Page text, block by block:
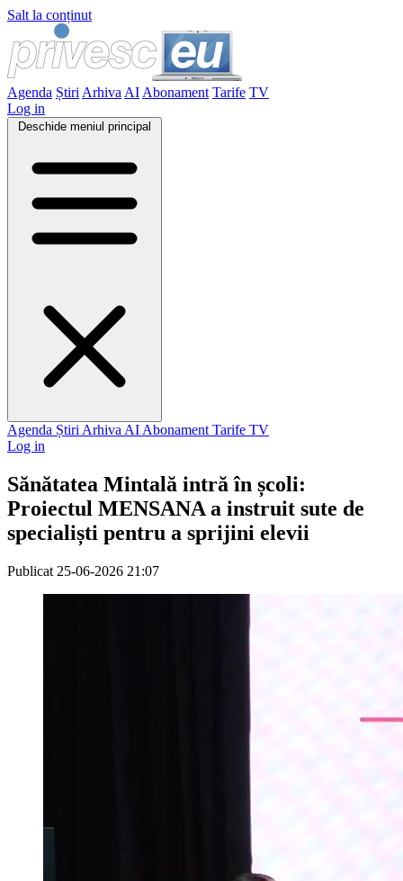
Salt la conținut
Agenda Știri Arhiva AI Abonament Tarife TV
Log in
Deschide meniul principal
Agenda Știri Arhiva AI Abonament Tarife TV
Log in
Sănătatea Mintală intră în școli:
Proiectul MENSANA a instruit sute de
specialiști pentru a sprijini elevii
Publicat 25-06-2026 21:07